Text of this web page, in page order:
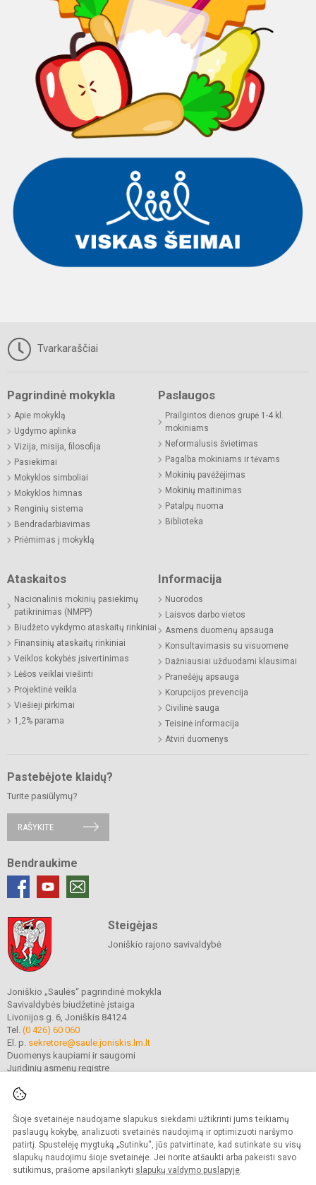
Šioje svetainėje naudojame slapukus siekdami užtikrinti jums teikiamų
paslaugų kokybę, analizuoti svetainės naudojimą ir optimizuoti naršymo
patirtį. Spustelėję mygtuką „Sutinku“, jūs patvirtinate, kad sutinkate su visų
slapukų naudojimu šioje svetainėje. Jei norite atšaukti arba pakeisti savo
sutikimus, prašome apsilankyti slapukų valdymo puslapyje.
Tvarkaraščiai
Pagrindinė mokykla
Apie mokyklą
Ugdymo aplinka
Vizija, misija, filosofija
Pasiekimai
Mokyklos simboliai
Mokyklos himnas
Renginių sistema
Bendradarbiavimas
Priėmimas į mokyklą
Paslaugos
Prailgintos dienos grupė 1-4 kl.
mokiniams
Neformalusis švietimas
Pagalba mokiniams ir tėvams
Mokinių pavėžėjimas
Mokinių maitinimas
Patalpų nuoma
Biblioteka
Ataskaitos
Nacionalinis mokinių pasiekimų
patikrinimas (NMPP)
Biudžeto vykdymo ataskaitų rinkiniai
Finansinių ataskaitų rinkiniai
Veiklos kokybės įsivertinimas
Lėšos veiklai viešinti
Projektinė veikla
Viešieji pirkimai
1,2% parama
Informacija
Nuorodos
Laisvos darbo vietos
Asmens duomenų apsauga
Konsultavimasis su visuomene
Dažniausiai užduodami klausimai
Pranešėjų apsauga
Korupcijos prevencija
Civilinė sauga
Teisinė informacija
Atviri duomenys
Pastebėjote klaidų?
Turite pasiūlymų?
RAŠYKITE
Bendraukime
Steigėjas
Joniškio rajono savivaldybė
Joniškio „Saulės“ pagrindinė mokykla
Savivaldybės biudžetinė įstaiga
Livonijos g. 6, Joniškis 84124
Tel. (0 426) 60 060
El. p. sekretore@saule.joniskis.lm.lt
Duomenys kaupiami ir saugomi
Juridinių asmenų registre
© 2023. Joniškio „Saulės“ pagrindinė mokykla. Visos teisės saugomos.
Kopijuoti turinį be raštiško įstaigos administracijos sutikimo griežtai draudžiama.
Versija neįgaliesiems Slapukų politika